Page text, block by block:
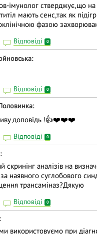
імунолог стверджує,що
мають сенс,так як
фазою
Відповіді 0
Відповіді 0
доповідь !👍❤️❤️❤️
Відповіді 0
скринінг аналізів на
за наявного суглобового
трансаміназ?Дякую
Відповіді 0
використовуємо при